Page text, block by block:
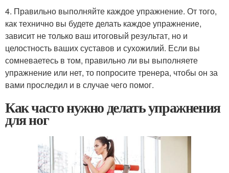
4. Правильно выполняйте каждое упражнение. От того,
как технично вы будете делать каждое упражнение,
зависит не только ваш итоговый результат, но и
целостность ваших суставов и сухожилий. Если вы
сомневаетесь в том, правильно ли вы выполняете
упражнение или нет, то попросите тренера, чтобы он за
вами проследил и в случае чего помог.
Как часто нужно делать упражнения
для ног